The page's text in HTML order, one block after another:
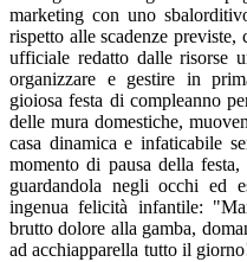
marketing con uno
rispetto alle scadenze
ufficiale redatto dalle risorse
organizzare e gestire in
gioiosa festa di compleanno
delle mura domestiche,
casa dinamica e infaticabile
momento di pausa della
guardandola negli occhi ed
ingenua felicità infantile:
brutto dolore alla gamba,
ad acchiapparella tutto il